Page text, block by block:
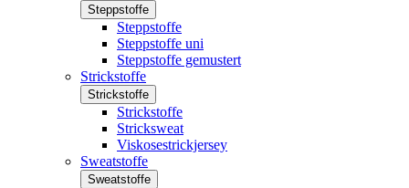
Steppstoffe
Steppstoffe
Steppstoffe uni
Steppstoffe gemustert
Strickstoffe
Strickstoffe
Strickstoffe
Stricksweat
Viskosestrickjersey
Sweatstoffe
Sweatstoffe